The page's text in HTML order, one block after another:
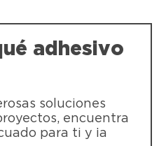
adhesivo
soluciones
encuentra
para ti y ¡a